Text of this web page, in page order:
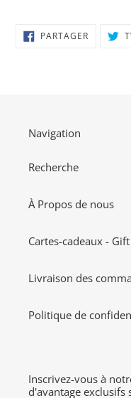
PARTAGER
SUR
Navigation
Recherche
À Propos de nous
Cartes-cadeaux -
Livraison des
Politique de
Inscrivez-vous à
d'avantage